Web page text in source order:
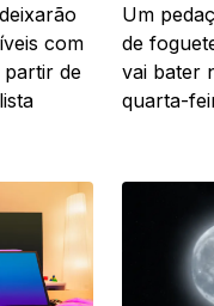
com
de
Um
de
vai bater
quarta-